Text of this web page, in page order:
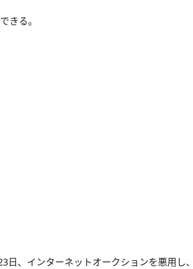
きる。
、インターネットオークションを悪用し、